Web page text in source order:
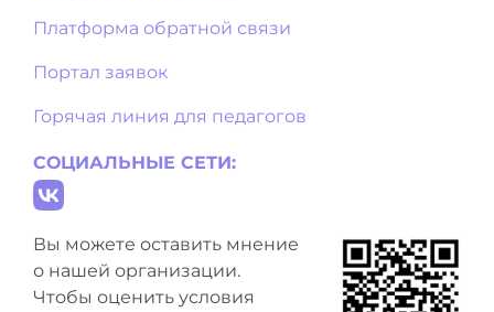
Платформа обратной связи
Портал заявок
Горячая линия для педагогов
СОЦИАЛЬНЫЕ СЕТИ:
Вы можете оставить мнение
о нашей организации.
Чтобы оценить условия